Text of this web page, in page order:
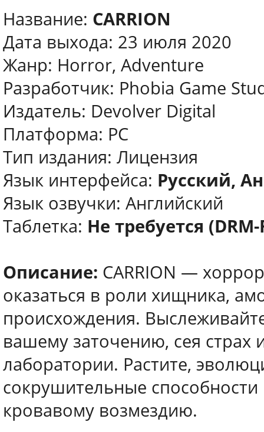
Название: CARRION
Дата выхода: 23 июля 2020
Жанр: Horror, Adventure
Разработчик: Phobia Game
Издатель: Devolver Digital
Платформа: PC
Тип издания: Лицензия
Язык интерфейса: Русский,
Язык озвучки: Английский
Таблетка: Не требуется
Описание: CARRION —
оказаться в роли хищника,
происхождения.
вашему заточению, сея страх
лаборатории. Растите,
сокрушительные
кровавому возмездию.